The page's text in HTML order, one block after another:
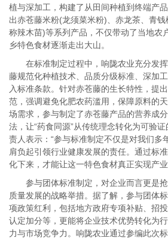
植与深加工，构建了从田间种植到终端产
出赤苍藤米粉(龙须菜米粉)、赤龙茶、青
称辣木苗)等系列产品，不仅带动了当地农
乡特色食材逐渐走出大山。
在标准制定过程中，响陇农业充分发
藤规范化种植技术、品质分级标准、深加
入标准条款。针对赤苍藤的生长特性，提
范，强调避免化肥农药滥用，保障原料的
场需求，参与制定了赤苍藤产品的营养成
法，让“药食同源”从传统理念转化为可验
责人表示：“参与标准制定不仅是对我们多
肩负起引领行业健康发展的责任。通过标
化下来，才能让这一特色食材真正实现产
参与团体标准制定，对企业而言更是
质量发展的战略举措。据了解，参与团体
项政策红利，包括地方政府专项补贴、招
认定加分等，更能将企业技术优势转化为
力与市场竞争力。响陇农业通过参编此次